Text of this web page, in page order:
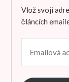
Vlož svoji
článcích